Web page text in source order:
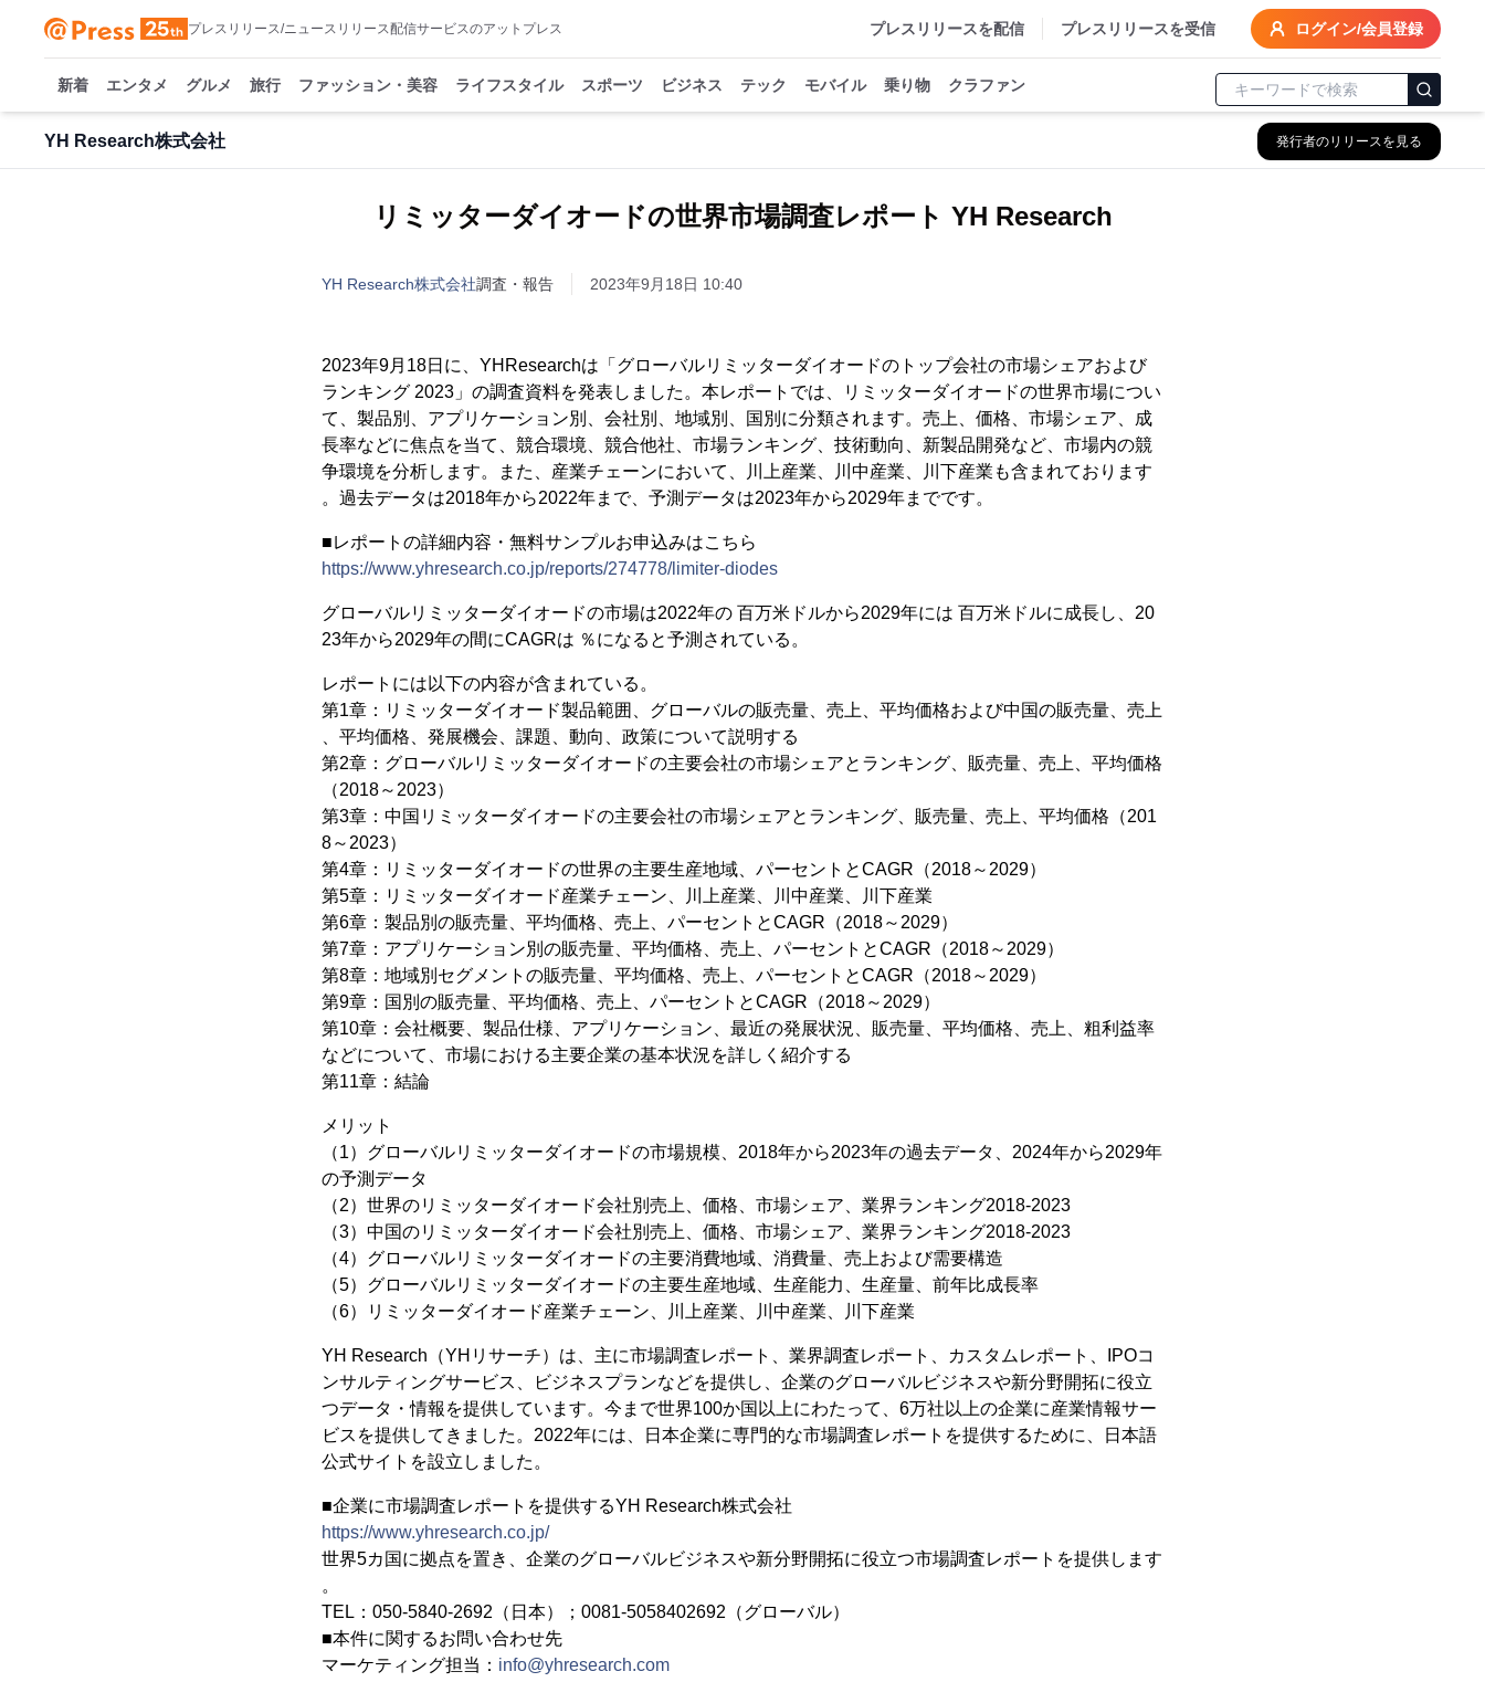
プレスリリース/ニュースリリース配信サービスのアットプレス プレスリリースを配信 プレスリリースを受信 ログイン/会員登録
新着 エンタメ グルメ 旅行 ファッション・美容 ライフスタイル スポーツ ビジネス テック モバイル 乗り物 クラファン
YH Research株式会社 発行者のリリースを見る
リミッターダイオードの世界市場調査レポート YH Research
YH Research株式会社調査・報告 2023年9月18日 10:40
2023年9月18日に、YHResearchは「グローバルリミッターダイオードのトップ会社の市場シェアおよび
ランキング 2023」の調査資料を発表しました。本レポートでは、リミッターダイオードの世界市場につい
て、製品別、アプリケーション別、会社別、地域別、国別に分類されます。売上、価格、市場シェア、成
長率などに焦点を当て、競合環境、競合他社、市場ランキング、技術動向、新製品開発など、市場内の競
争環境を分析します。また、産業チェーンにおいて、川上産業、川中産業、川下産業も含まれております
。過去データは2018年から2022年まで、予測データは2023年から2029年までです。
■レポートの詳細内容・無料サンプルお申込みはこちら
https://www.yhresearch.co.jp/reports/274778/limiter-diodes
グローバルリミッターダイオードの市場は2022年の 百万米ドルから2029年には 百万米ドルに成長し、20
23年から2029年の間にCAGRは ％になると予測されている。
レポートには以下の内容が含まれている。
第1章：リミッターダイオード製品範囲、グローバルの販売量、売上、平均価格および中国の販売量、売上
、平均価格、発展機会、課題、動向、政策について説明する
第2章：グローバルリミッターダイオードの主要会社の市場シェアとランキング、販売量、売上、平均価格
（2018～2023）
第3章：中国リミッターダイオードの主要会社の市場シェアとランキング、販売量、売上、平均価格（201
8～2023）
第4章：リミッターダイオードの世界の主要生産地域、パーセントとCAGR（2018～2029）
第5章：リミッターダイオード産業チェーン、川上産業、川中産業、川下産業
第6章：製品別の販売量、平均価格、売上、パーセントとCAGR（2018～2029）
第7章：アプリケーション別の販売量、平均価格、売上、パーセントとCAGR（2018～2029）
第8章：地域別セグメントの販売量、平均価格、売上、パーセントとCAGR（2018～2029）
第9章：国別の販売量、平均価格、売上、パーセントとCAGR（2018～2029）
第10章：会社概要、製品仕様、アプリケーション、最近の発展状況、販売量、平均価格、売上、粗利益率
などについて、市場における主要企業の基本状況を詳しく紹介する
第11章：結論
メリット
（1）グローバルリミッターダイオードの市場規模、2018年から2023年の過去データ、2024年から2029年
の予測データ
（2）世界のリミッターダイオード会社別売上、価格、市場シェア、業界ランキング2018-2023
（3）中国のリミッターダイオード会社別売上、価格、市場シェア、業界ランキング2018-2023
（4）グローバルリミッターダイオードの主要消費地域、消費量、売上および需要構造
（5）グローバルリミッターダイオードの主要生産地域、生産能力、生産量、前年比成長率
（6）リミッターダイオード産業チェーン、川上産業、川中産業、川下産業
YH Research（YHリサーチ）は、主に市場調査レポート、業界調査レポート、カスタムレポート、IPOコ
ンサルティングサービス、ビジネスプランなどを提供し、企業のグローバルビジネスや新分野開拓に役立
つデータ・情報を提供しています。今まで世界100か国以上にわたって、6万社以上の企業に産業情報サー
ビスを提供してきました。2022年には、日本企業に専門的な市場調査レポートを提供するために、日本語
公式サイトを設立しました。
■企業に市場調査レポートを提供するYH Research株式会社
https://www.yhresearch.co.jp/
世界5カ国に拠点を置き、企業のグローバルビジネスや新分野開拓に役立つ市場調査レポートを提供します
。
TEL：050-5840-2692（日本）；0081-5058402692（グローバル）
■本件に関するお問い合わせ先
マーケティング担当： info@yhresearch.com